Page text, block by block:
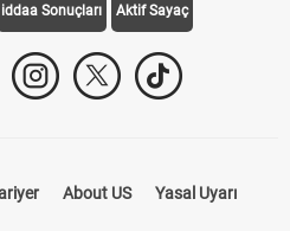
iddaa Sonuçları Aktif Sayaç
About US Yasal Uyarı